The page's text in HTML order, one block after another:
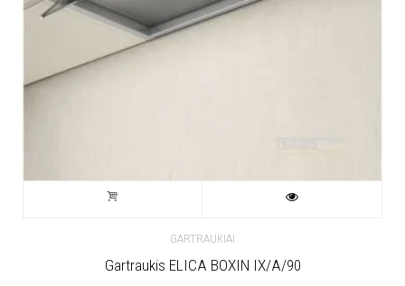
GARTRAUKIAI
Gartraukis ELICA BOXIN IX/A/90